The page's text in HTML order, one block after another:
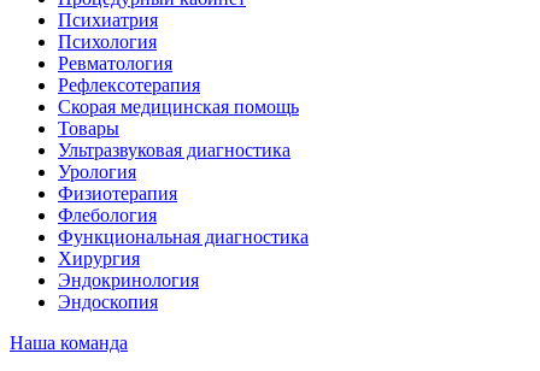
Психиатрия
Психология
Ревматология
Рефлексотерапия
Скорая медицинская помощь
Товары
Ультразвуковая диагностика
Урология
Физиотерапия
Флебология
Функциональная диагностика
Хирургия
Эндокринология
Эндоскопия
Наша команда